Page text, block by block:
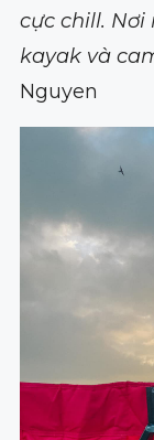
cực chill. Nơi
kayak và
Nguyen